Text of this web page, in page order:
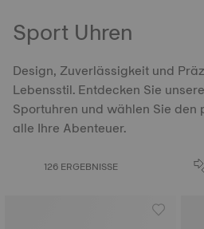
Sport Uhren
Design, Zuverlässigkeit und
Lebensstil. Entdecken Sie
Sportuhren und wählen Sie
alle Ihre Abenteuer.
126 ERGEBNISSE